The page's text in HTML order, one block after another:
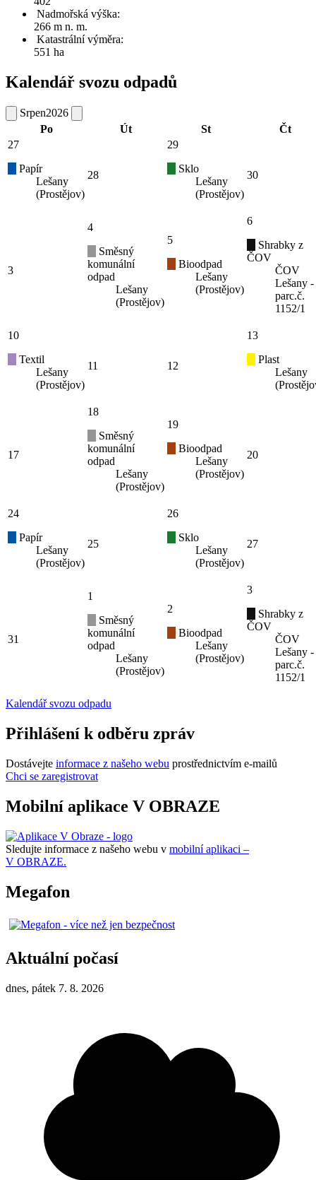
Nadmořská výška:
266 m n. m.
Katastrální výměra:
551 ha
Kalendář svozu odpadů
Srpen2026
Po
Út St
Čt
27
Papír
Lešany
(Prostějov)
28
29
Sklo
Lešany
(Prostějov)
30
3
4
Směsný
komunální
odpad
Lešany
(Prostějov)
5
Bioodpad
Lešany
(Prostějov)
6
Shrabky z
ČOV
ČOV
Lešany -
parc.č.
1152/1
10
Textil
Lešany
(Prostějov)
11 12
13
Plast
Lešany
17
18
Směsný
komunální
odpad
Lešany
(Prostějov)
19
Bioodpad
Lešany
(Prostějov)
20
24
Papír
Lešany
(Prostějov)
25
26
Sklo
Lešany
(Prostějov)
27
31
1
Směsný
komunální
odpad
Lešany
(Prostějov)
2
Bioodpad
Lešany
(Prostějov)
3
Shrabky z
ČOV
ČOV
Lešany -
parc.č.
1152/1
Kalendář svozu odpadu
Přihlášení k odběru zpráv
Dostávejte informace z našeho webu prostřednictvím e-mailů
Chci se zaregistrovat
Mobilní aplikace V OBRAZE
Sledujte informace z našeho webu v mobilní aplikaci –
V OBRAZE.
Megafon
Aktuální počasí
dnes, pátek 7. 8. 2026